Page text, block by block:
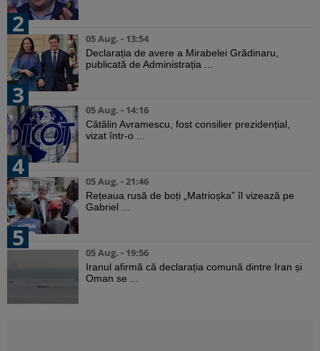
2
05 Aug. - 13:54
Declarația de avere a Mirabelei Grădinaru,
publicată de Administrația ...
3
05 Aug. - 14:16
Cătălin Avramescu, fost consilier prezidențial,
vizat într-o ...
4
05 Aug. - 21:46
Rețeaua rusă de boți „Matrioșka” îl vizează pe
Gabriel ...
5
05 Aug. - 19:56
Iranul afirmă că declarația comună dintre Iran și
Oman se ...